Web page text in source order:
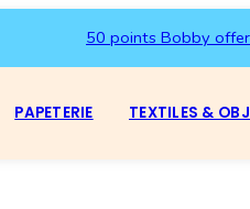
50 points Bobby
PAPETERIE TEXTILES &